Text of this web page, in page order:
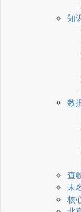
知
数
查
未
核